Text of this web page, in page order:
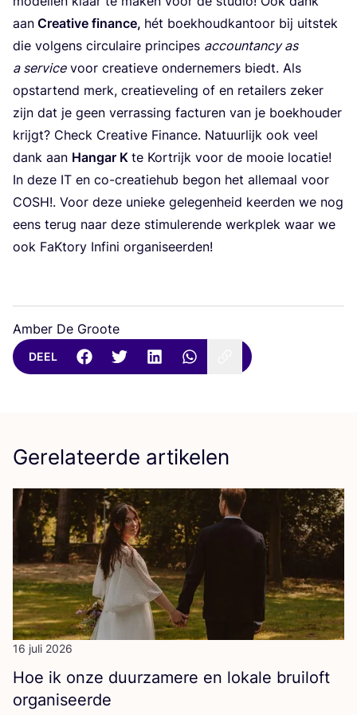
aan Cre­a­ti­ve finan­ce, hét boek­houd­kan­toor bij uit­stek
die vol­gens cir­cu­lai­re prin­ci­pes accoun­tan­cy as
a ser­vi­cevoor cre­a­tie­ve onder­ne­mers biedt. Als
opstar­tend merk, cre­a­tie­ve­ling of en retai­lers zeker
zijn dat je geen ver­ras­sing fac­tu­ren van je boek­hou­der
krijgt? Check Cre­a­ti­ve Finan­ce. Natuur­lijk ook veel
dank aan Han­gar K te Kort­rijk voor de mooie loca­tie!
In deze IT en co-cre­a­tie­hub begon het alle­maal voor
COSH!. Voor deze unie­ke gele­gen­heid keer­den we nog
eens terug naar deze sti­mu­le­ren­de werk­plek waar we
ook FaK­to­ry Infi­ni orga­ni­seer­den!
Amber De Groote
DEEL
Gerelateerde artikelen
16 juli 2026
Hoe ik onze duur­za­me­re en loka­le brui­loft
organiseerde